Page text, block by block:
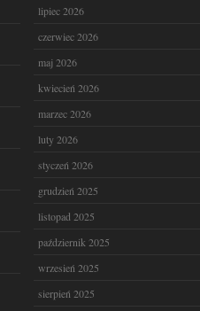
lipiec 2026
czerwiec 2026
maj 2026
kwiecień 2026
marzec 2026
luty 2026
styczeń 2026
grudzień 2025
listopad 2025
październik 2025
wrzesień 2025
sierpień 2025